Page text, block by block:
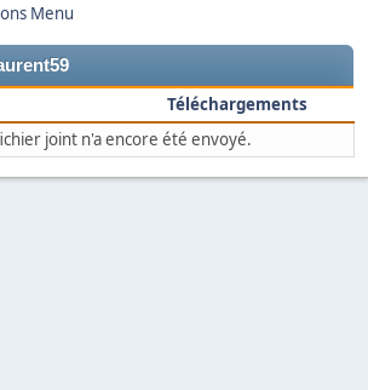
Menu
Téléchargements
joint n'a encore été envoyé.